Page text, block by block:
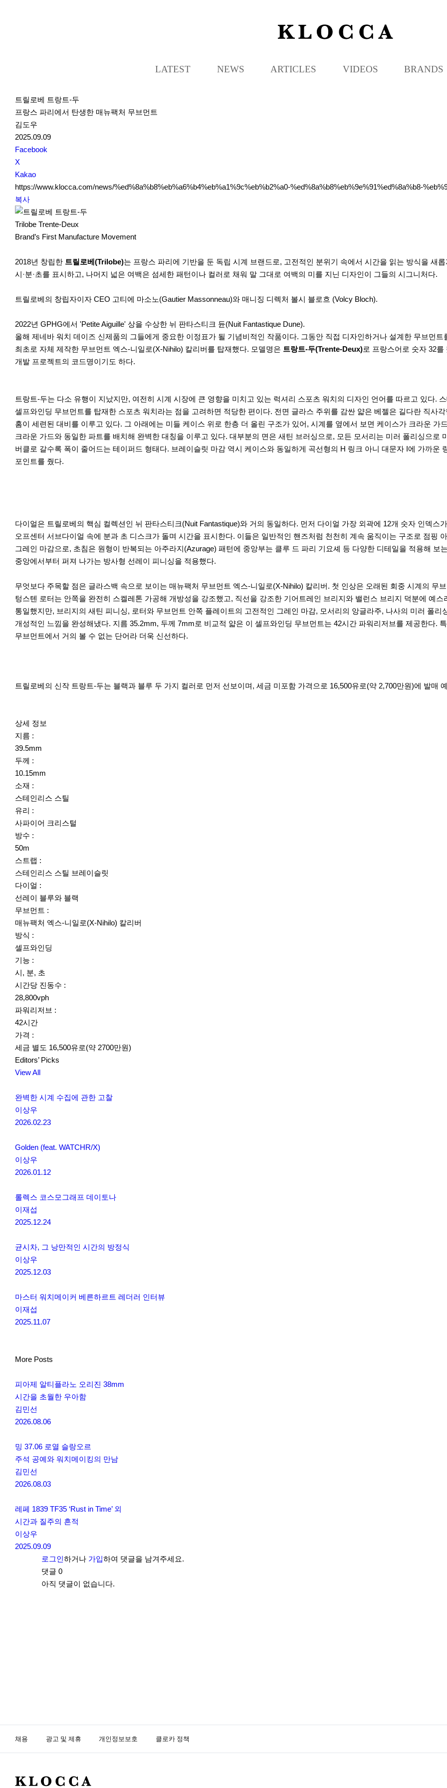
K
L
C
LATEST NEWS ARTICLES VIDEOS BRANDS
트릴로베 트랑트-두
프랑스 파리에서 탄생한 매뉴팩처 무브먼트
김도우
2025.09.09
S
N
S
S
h
a
r
e
Facebook
X
Kakao
https://www.klocca.com/news/%ed%8a%b8%eb%a6%b4%eb%a1%9c%eb%b2%a0-%ed%8a%b8%eb%9e%91%ed%8a%b8-
복사
Trilobe Trente-Deux
Brand’s First Manufacture Movement
2018년 창립한 트릴로베(Trilobe)는 프랑스 파리에 기반을 둔 독립 시계 브랜드로, 고전적인 분위기 속에서 시간을 읽는 방식을 새
시·분·초를 표시하고, 나머지 넓은 여백은 섬세한 패턴이나 컬러로 채워 말 그대로 여백의 미를 지닌 디자인이 그들의 시그니처다.
트릴로베의 창립자이자 CEO 고티에 마소노(Gautier Massonneau)와 매니징 디렉처 볼시 블로흐 (Volcy Bloch).
2022년 GPHG에서 'Petite Aiguille' 상을 수상한 뉘 판타스티크 듄(Nuit Fantastique Dune).
올해 제네바 워치 데이즈 신제품의 그들에게 중요한 이정표가 될 기념비적인 작품이다. 그동안 직접 디자인하거나 설계한 무브먼
최초로 자체 제작한 무브먼트 엑스-니일로(X-Nihilo) 칼리버를 탑재했다. 모델명은 트랑트-두(Trente-Deux)로 프랑스어로 숫자 32
개발 프로젝트의 코드명이기도 하다.
트랑트-두는 다소 유행이 지났지만, 여전히 시계 시장에 큰 영향을 미치고 있는 럭셔리 스포츠 워치의 디자인 언어를 따르고 있다.
셀프와인딩 무브먼트를 탑재한 스포츠 워치라는 점을 고려하면 적당한 편이다. 전면 글라스 주위를 감싼 얇은 베젤은 길다란 직사
홈이 세련된 대비를 이루고 있다. 그 아래에는 미들 케이스 위로 한층 더 올린 구조가 있어, 시계를 옆에서 보면 케이스가 크라운 가
크라운 가드와 동일한 파트를 배치해 완벽한 대칭을 이루고 있다. 대부분의 면은 새틴 브러싱으로, 모든 모서리는 미러 폴리싱으로
버클로 갈수록 폭이 줄어드는 테이퍼드 형태다. 브레이슬릿 마감 역시 케이스와 동일하게 곡선형의 H 링크 아니 대문자 I에 가까운
포인트를 줬다.
다이얼은 트릴로베의 핵심 컬렉션인 뉘 판타스티크(Nuit Fantastique)와 거의 동일하다. 먼저 다이얼 가장 외곽에 12개 숫자 인덱스
오프센터 서브다이얼 속에 분과 초 디스크가 돌며 시간을 표시한다. 이들은 일반적인 핸즈처럼 천천히 계속 움직이는 구조로 점핑
그레인 마감으로, 초침은 원형이 반복되는 아주라지(Azurage) 패턴에 중앙부는 클루 드 파리 기요셰 등 다양한 디테일을 적용해 보
중앙에서부터 퍼져 나가는 방사형 선레이 피니싱을 적용했다.
무엇보다 주목할 점은 글라스백 속으로 보이는 매뉴팩처 무브먼트 엑스-니일로(X-Nihilo) 칼리버. 첫 인상은 오래된 회중 시계의 무
텅스텐 로터는 안쪽을 완전히 스켈레톤 가공해 개방성을 강조했고, 직선을 강조한 기어트레인 브리지와 밸런스 브리지 덕분에 예
통일했지만, 브리지의 새틴 피니싱, 로터와 무브먼트 안쪽 플레이트의 고전적인 그레인 마감, 모서리의 앙글라주, 나사의 미러 폴
개성적인 느낌을 완성해냈다. 지름 35.2mm, 두께 7mm로 비교적 얇은 이 셀프와인딩 무브먼트는 42시간 파워리저브를 제공한다.
무브먼트에서 거의 볼 수 없는 단어라 더욱 신선하다.
트릴로베의 신작 트랑트-두는 블랙과 블루 두 가지 컬러로 먼저 선보이며, 세금 미포함 가격으로 16,500유로(약 2,700만원)에 발매
상세 정보
지름 :
39.5mm
두께 :
10.15mm
소재 :
스테인리스 스틸
유리 :
사파이어 크리스털
방수 :
50m
스트랩 :
스테인리스 스틸 브레이슬릿
다이얼 :
선레이 블루와 블랙
무브먼트 :
매뉴팩처 엑스-니일로(X-Nihilo) 칼리버
방식 :
셀프와인딩
기능 :
시, 분, 초
시간당 진동수 :
28,800vph
파워리저브 :
42시간
가격 :
세금 별도 16,500유로(약 2700만원)
Editors’ Picks
View All
완벽한 시계 수집에 관한 고찰
이상우
2026.02.23
Golden (feat. WATCHR/X)
이상우
2026.01.12
롤렉스 코스모그래프 데이토나
이재섭
2025.12.24
균시차, 그 낭만적인 시간의 방정식
이상우
2025.12.03
마스터 워치메이커 베른하르트 레더러 인터뷰
이재섭
2025.11.07
More Posts
피아제 알티플라노 오리진 38mm
시간을 초월한 우아함
김민선
2026.08.06
밍 37.06 로열 슬랑오르
주석 공예와 워치메이킹의 만남
김민선
2026.08.03
레페 1839 TF35 ‘Rust in Time’ 외
시간과 질주의 흔적
이상우
2025.09.09
로그인하거나 가입하여 댓글을 남겨주세요.
댓글 0
아직 댓글이 없습니다.
채용 광고 및 제휴 개인정보보호 클로카 정책
K